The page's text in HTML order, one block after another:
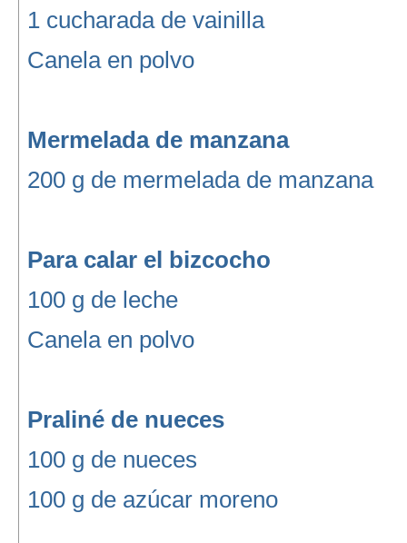
1 cucharada de vainilla
Canela en polvo
Mermelada de manzana
200 g de mermelada de manzana
Para calar el bizcocho
100 g de leche
Canela en polvo
Praliné de nueces
100 g de nueces
100 g de azúcar moreno